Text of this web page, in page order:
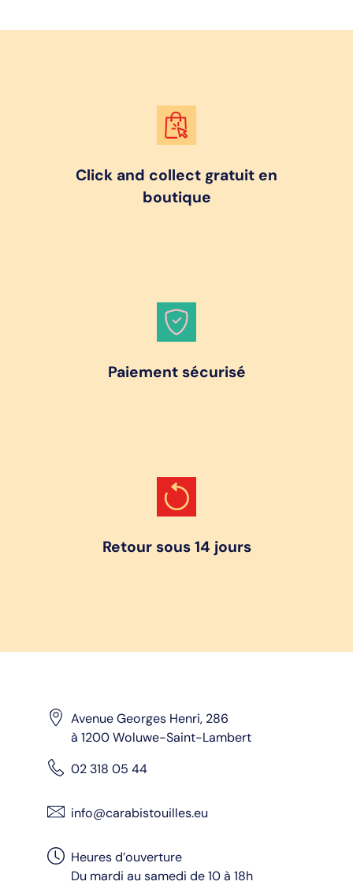
Click and collect gratuit en
boutique
Paiement sécurisé
Retour sous 14 jours
Avenue Georges Henri, 286
à 1200 Woluwe-Saint-Lambert
02 318 05 44
info@carabistouilles.eu
Heures d’ouverture
Du mardi au samedi de 10 à 18h